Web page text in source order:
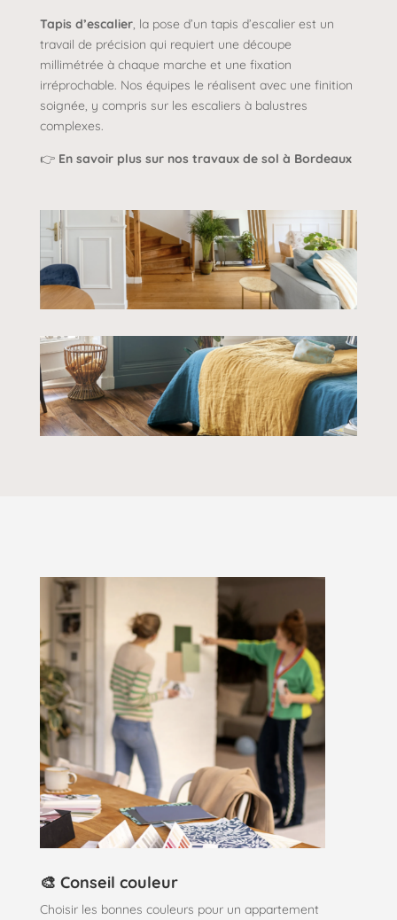
Tapis d’escalier, la pose d’un tapis d’escalier est un
travail de précision qui requiert une découpe
millimétrée à chaque marche et une fixation
irréprochable. Nos équipes le réalisent avec une finition
soignée, y compris sur les escaliers à balustres
complexes.
👉 En savoir plus sur nos travaux de sol à Bordeaux
🎨 Conseil couleur
Choisir les bonnes couleurs pour un appartement